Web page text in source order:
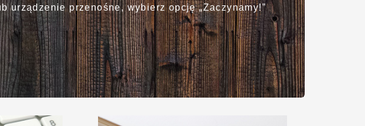
przenośne, wybierz opcję „Zaczynamy!”